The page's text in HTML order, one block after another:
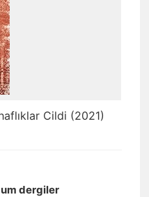
Cildi (2021)
dergiler